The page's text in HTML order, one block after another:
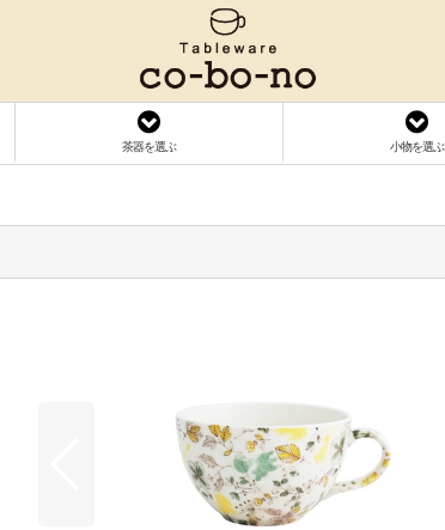
茶器を選ぶ 小物を選ぶ